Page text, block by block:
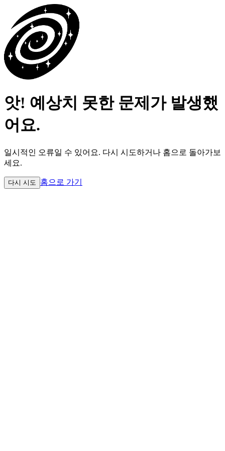
앗! 예상치 못한 문제가 발생했
어요.
일시적인 오류일 수 있어요. 다시 시도하거나 홈으로 돌아가보
세요.
다시 시도 홈으로 가기